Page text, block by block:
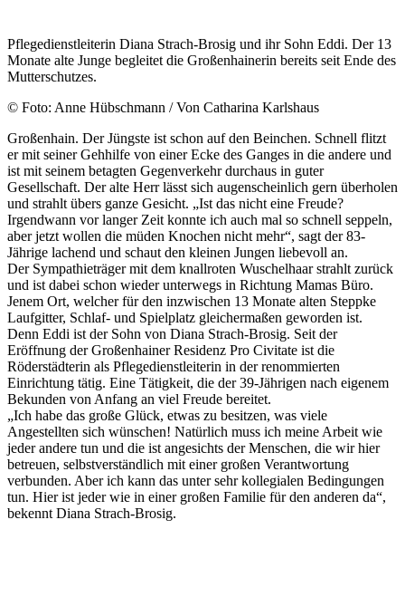
Pflegedienstleiterin Diana Strach-Brosig und ihr Sohn Eddi. Der 13
Monate alte Junge begleitet die Großenhainerin bereits seit Ende des
Mutterschutzes.
© Foto: Anne Hübschmann / Von Catharina Karlshaus
Großenhain. Der Jüngste ist schon auf den Beinchen. Schnell flitzt
er mit seiner Gehhilfe von einer Ecke des Ganges in die andere und
ist mit seinem betagten Gegenverkehr durchaus in guter
Gesellschaft. Der alte Herr lässt sich augenscheinlich gern überholen
und strahlt übers ganze Gesicht. „Ist das nicht eine Freude?
Irgendwann vor langer Zeit konnte ich auch mal so schnell seppeln,
aber jetzt wollen die müden Knochen nicht mehr“, sagt der 83-
Jährige lachend und schaut den kleinen Jungen liebevoll an.
Der Sympathieträger mit dem knallroten Wuschelhaar strahlt zurück
und ist dabei schon wieder unterwegs in Richtung Mamas Büro.
Jenem Ort, welcher für den inzwischen 13 Monate alten Steppke
Laufgitter, Schlaf- und Spielplatz gleichermaßen geworden ist.
Denn Eddi ist der Sohn von Diana Strach-Brosig. Seit der
Eröffnung der Großenhainer Residenz Pro Civitate ist die
Röderstädterin als Pflegedienstleiterin in der renommierten
Einrichtung tätig. Eine Tätigkeit, die der 39-Jährigen nach eigenem
Bekunden von Anfang an viel Freude bereitet.
„Ich habe das große Glück, etwas zu besitzen, was viele
Angestellten sich wünschen! Natürlich muss ich meine Arbeit wie
jeder andere tun und die ist angesichts der Menschen, die wir hier
betreuen, selbstverständlich mit einer großen Verantwortung
verbunden. Aber ich kann das unter sehr kollegialen Bedingungen
tun. Hier ist jeder wie in einer großen Familie für den anderen da“,
bekennt Diana Strach-Brosig.